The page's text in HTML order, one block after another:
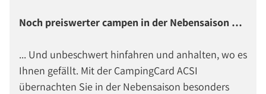
Noch preiswerter campen in der Nebensaison …
... Und unbeschwert hinfahren und anhalten, wo es
Ihnen gefällt. Mit der CampingCard ACSI
übernachten Sie in der Nebensaison besonders